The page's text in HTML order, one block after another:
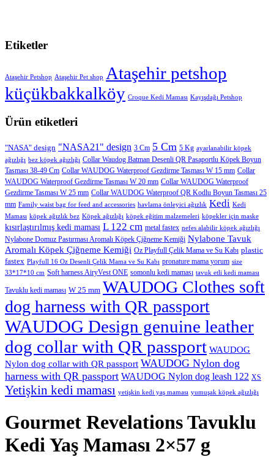
Etiketler
Ataşehir Petshop Ataşehir Pet shop Ataşehir petshop
küçükbakkalköy Croque Kedi Maması Kayışdağı Petshop
Ürün etiketleri
"NASA" design "NASA21" design 3 Cm 5 Cm 5 Kg ayarlanabilir köpek
ağızlığı bez köpek ağızlığı Collar Waudog Batman Desenli QR Pasaportlu Köpek Boyun
Tasması 38-49 Cm Collar WAUDOG Waterproof Gezdirme Tasması W 15 mm Collar
WAUDOG Waterproof Gezdirme Tasması W 20 mm Collar WAUDOG Waterproof
Gezdirme Tasması W 25 mm Collar WAUDOG Waterproof QR Kodlu Boyun Tasması 25
mm Family waist bag for feed and accessories havlama önleyici ağızlık Kedi Kedi
Maması köpek ağızlık bez Köpek ağızlığı köpek eğitim malzemeleri köpekler için maske
kısırlaştırılmış kedi maması L 122 cm metal fastex nefes alabilir köpek ağızlığı
Nylabone Domuz Pastırması Aromalı Köpek Çiğneme Kemiği Nylabone Tavuk
Aromalı Köpek Çiğneme Kemiği Oz Playfull Çelik Mama ve Su Kabı plastic
fastex Playfull 16 Oz Desenli Çelik Mama ve Su Kabı pronature mama yorum size
33*17*10 cm Soft harness AiryVest ONE somonlu kedi maması tavuk etli kedi maması
Tavuklu kedi maması W 25 mm WAUDOG Clothes soft
dog harness with QR passport
WAUDOG Design genuine leather
dog collar with QR passport WAUDOG
Nylon dog collar with QR passport WAUDOG Nylon dog
harness with QR passport WAUDOG Nylon dog leash 122 XS
Yetişkin kedi maması yetişkin kedi yaş maması yumuşak köpek ağızlığı
Gourmet Revelations Tavuklu
Kedi Yaş Maması 2×57 g